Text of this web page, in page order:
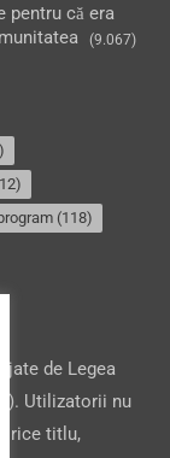
pentru că era
(9.067)
(118)
de Legea
Utilizatorii nu
titlu,